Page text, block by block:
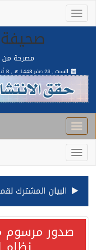
صحيفة
مصرحة من
السبت , 23 صفر 1448 هـ , 8 أغسطس 2026 م |
صدور مرسوم